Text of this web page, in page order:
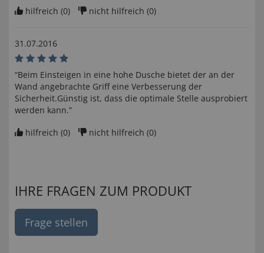
hilfreich (0) nicht hilfreich (0)
31.07.2016
“Beim Einsteigen in eine hohe Dusche bietet der an der
Wand angebrachte Griff eine Verbesserung der
Sicherheit.Günstig ist, dass die optimale Stelle ausprobiert
werden kann.”
hilfreich (0) nicht hilfreich (0)
IHRE FRAGEN ZUM PRODUKT
Frage stellen